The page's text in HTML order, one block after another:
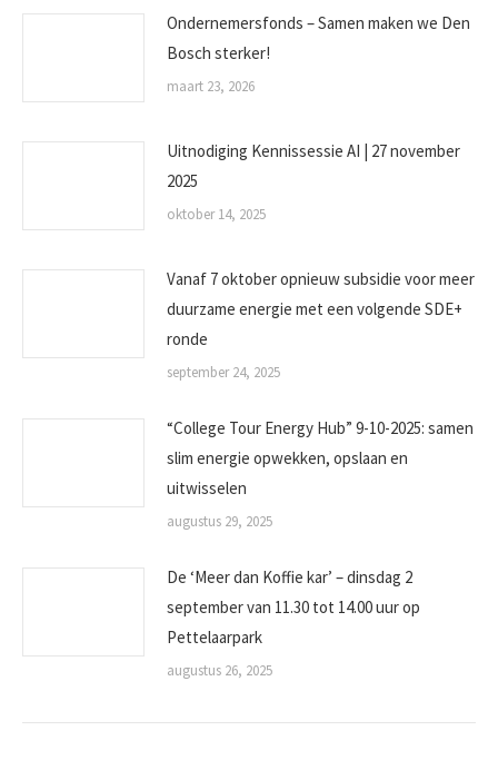
Ondernemersfonds – Samen maken we Den
Bosch sterker!
maart 23, 2026
Uitnodiging Kennissessie AI | 27 november
2025
oktober 14, 2025
Vanaf 7 oktober opnieuw subsidie voor meer
duurzame energie met een volgende SDE+
ronde
september 24, 2025
“College Tour Energy Hub” 9-10-2025: samen
slim energie opwekken, opslaan en
uitwisselen
augustus 29, 2025
De ‘Meer dan Koffie kar’ – dinsdag 2
september van 11.30 tot 14.00 uur op
Pettelaarpark
augustus 26, 2025